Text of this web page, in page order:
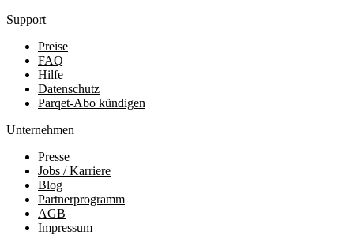
Support
Preise
FAQ
Hilfe
Datenschutz
Parqet-Abo kündigen
Unternehmen
Presse
Jobs / Karriere
Blog
Partnerprogramm
AGB
Impressum